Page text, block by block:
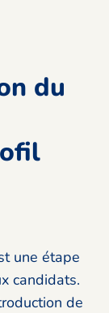
du
une étape
candidats.
de